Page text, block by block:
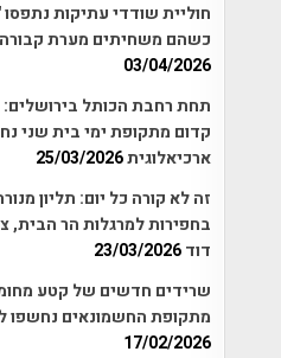
חוליית שודדי עתיקות
כשהם משחיתים מערת קבורה
03/04/2026
תחת רחבת הכותל בירושלים:
קדום מתקופת ימי בית שני
ארכיאלוגית25/03/2026
זה לא קורה כל יום: תליון
בחפירות למרגלות הר הבית,
דוד23/03/2026
שרידים חדשים של קטע
מתקופת החשמונאים נחשפו
17/02/2026